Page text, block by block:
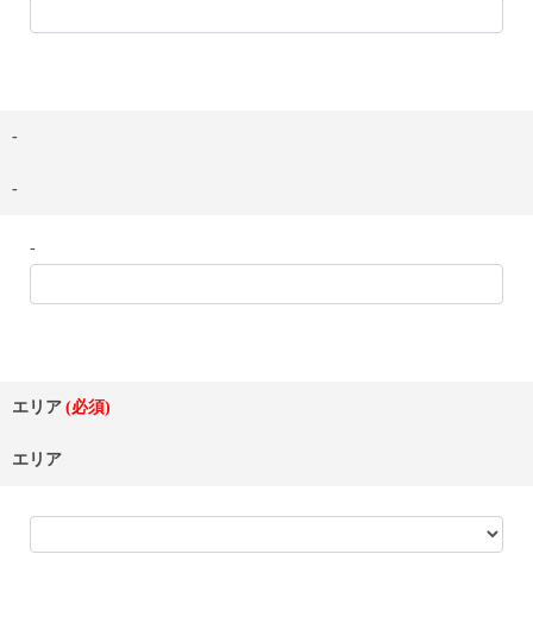
-
-
-
エリア
エリア